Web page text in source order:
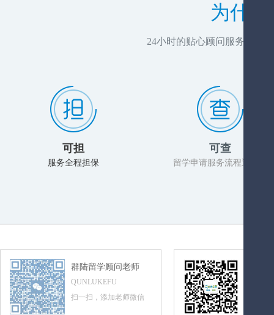
为什
24小时的贴心顾问服务，推
可担
服务全程担保
可查
留学申请服务流程透明化
群陆留学顾问老师
QUNLUKEFU
扫一扫，添加老师微信